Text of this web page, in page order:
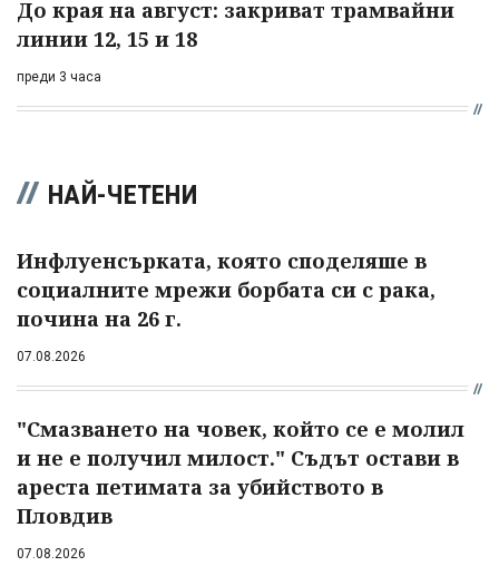
До края на август: закриват трамвайни
линии 12, 15 и 18
преди 3 часа
НАЙ-ЧЕТЕНИ
Инфлуенсърката, която споделяше в
социалните мрежи борбата си с рака,
почина на 26 г.
07.08.2026
"Смазването на човек, който се е молил
и не е получил милост." Съдът остави в
ареста петимата за убийството в
Пловдив
07.08.2026